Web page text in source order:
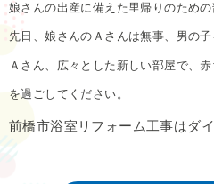
娘さんの出産に備えた里帰りのための
先日、娘さんのＡさんは無事、男の子
Ａさん、広々とした新しい部屋で、
を過ごしてください。
前橋市浴室リフォーム工事はダ